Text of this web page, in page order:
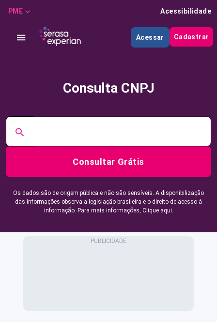
PME Acessibilidade
Acessar Cadastrar
Consulta CNPJ
Consultar Grátis
Os dados são de origem pública e não são sensíveis. A disponibilização
das informações observa a legislação brasileira e o direito de acesso à
informação. Para mais informações, Clique aqui.